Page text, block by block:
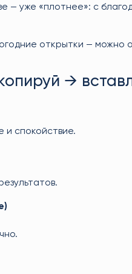
— уже «плотнее»: с
открытки — можно
→
и спокойствие.